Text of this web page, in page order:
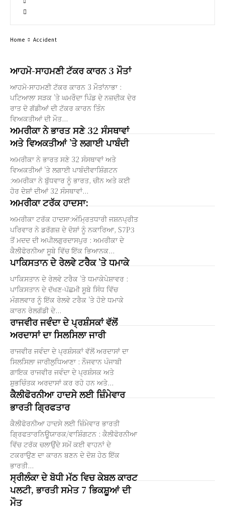
ਆਹਮੋ-ਸਾਹਮਣੀ ਟੱਕਰ ਕਾਰਨ 3 ਮੌਤਾਂ
ਆਹਮੋ-ਸਾਹਮਣੀ ਟੱਕਰ ਕਾਰਨ 3 ਮੌਤਾਂਨਾਭਾ :
ਪਟਿਆਲਾ ਸੜਕ ’ਤੇ ਘਮਰੌਦਾ ਪਿੰਡ ਦੇ ਨਜ਼ਦੀਕ ਦੇਰ
ਰਾਤ ਦੋ ਗੱਡੀਆਂ ਦੀ ਟੱਕਰ ਕਾਰਨ ਤਿੰਨ
ਵਿਅਕਤੀਆਂ ਦੀ ਮੌਤ...
ਅਮਰੀਕਾ ਨੇ ਭਾਰਤ ਸਣੇ 32 ਸੰਸਥਾਵਾਂ
ਅਤੇ ਵਿਅਕਤੀਆਂ ’ਤੇ ਲਗਾਈ ਪਾਬੰਦੀ
ਅਮਰੀਕਾ ਨੇ ਭਾਰਤ ਸਣੇ 32 ਸੰਸਥਾਵਾਂ ਅਤੇ
ਵਿਅਕਤੀਆਂ ’ਤੇ ਲਗਾਈ ਪਾਬੰਦੀਵਾਸ਼ਿੰਗਟਨ
:ਅਮਰੀਕਾ ਨੇ ਬੁੱਧਵਾਰ ਨੂੰ ਭਾਰਤ, ਚੀਨ ਅਤੇ ਕਈ
ਹੋਰ ਦੇਸ਼ਾਂ ਦੀਆਂ 32 ਸੰਸਥਾਵਾਂ...
ਅਮਰੀਕਾ ਟਰੱਕ ਹਾਦਸਾ:
ਅਮਰੀਕਾ ਟਰੱਕ ਹਾਦਸਾ:ਅੰਮ੍ਰਿਤਧਾਰੀ ਜਸ਼ਨਪ੍ਰੀਤ
ਪਰਿਵਾਰ ਨੇ ਡਰੱਗਜ਼ ਦੇ ਦੋਸ਼ਾਂ ਨੂੰ ਨਕਾਰਿਆ, S7P3
ਤੋਂ ਮਦਦ ਦੀ ਅਪੀਲਗੁਰਦਾਸਪੁਰ : ਅਮਰੀਕਾ ਦੇ
ਕੈਲੀਫੋਰਨੀਆ ਸੂਬੇ ਵਿੱਚ ਇੱਕ ਭਿਆਨਕ...
ਪਾਕਿਸਤਾਨ ਦੇ ਰੇਲਵੇ ਟਰੈਕ ’ਤੇ ਧਮਾਕੇ
ਪਾਕਿਸਤਾਨ ਦੇ ਰੇਲਵੇ ਟਰੈਕ ’ਤੇ ਧਮਾਕੇਪੇਸ਼ਾਵਰ :
ਪਾਕਿਸਤਾਨ ਦੇ ਦੱਖਣ-ਪੱਛਮੀ ਸੂਬੇ ਸਿੰਧ ਵਿੱਚ
ਮੰਗਲਵਾਰ ਨੂੰ ਇੱਕ ਰੇਲਵੇ ਟਰੈਕ ’ਤੇ ਹੋਏ ਧਮਾਕੇ
ਕਾਰਨ ਰੇਲਗੱਡੀ ਦੇ...
ਰਾਜਵੀਰ ਜਵੰਦਾ ਦੇ ਪ੍ਰਸ਼ੰਸਕਾਂ ਵੱਲੋਂ
ਅਰਦਾਸਾਂ ਦਾ ਸਿਲਸਿਲਾ ਜਾਰੀ
ਰਾਜਵੀਰ ਜਵੰਦਾ ਦੇ ਪ੍ਰਸ਼ੰਸਕਾਂ ਵੱਲੋਂ ਅਰਦਾਸਾਂ ਦਾ
ਸਿਲਸਿਲਾ ਜਾਰੀਲੁਧਿਆਣਾ : ਨੌਜਵਾਨ ਪੰਜਾਬੀ
ਗਾਇਕ ਰਾਜਵੀਰ ਜਵੰਦਾ ਦੇ ਪ੍ਰਸ਼ੰਸਕ ਅਤੇ
ਸ਼ੁਭਚਿੰਤਕ ਅਰਦਾਸਾਂ ਕਰ ਰਹੇ ਹਨ ਅਤੇ...
ਕੈਲੀਫੋਰਨੀਆ ਹਾਦਸੇ ਲਈ ਜ਼ਿੰਮੇਵਾਰ
ਭਾਰਤੀ ਗ੍ਰਿਫਤਾਰ
ਕੈਲੀਫੋਰਨੀਆ ਹਾਦਸੇ ਲਈ ਜ਼ਿੰਮੇਵਾਰ ਭਾਰਤੀ
ਗ੍ਰਿਫਤਾਰਨਿਊਯਾਰਕ/ਵਾਸ਼ਿੰਗਟਨ : ਕੈਲੀਫੋਰਨੀਆ
ਵਿੱਚ ਟਰੱਕ ਚਲਾਉਂਦੇ ਸਮੇਂ ਕਈ ਵਾਹਨਾਂ ਦੇ
ਟਕਰਾਉਣ ਦਾ ਕਾਰਨ ਬਣਨ ਦੇ ਦੋਸ਼ ਹੇਠ ਇੱਕ
ਭਾਰਤੀ...
ਸ੍ਰੀਲੰਕਾ ਦੇ ਬੋਧੀ ਮੱਠ ਵਿਚ ਕੇਬਲ ਕਾਰਟ
ਪਲਟੀ, ਭਾਰਤੀ ਸਮੇਤ 7 ਭਿਕਸ਼ੂਆਂ ਦੀ
ਮੌਤ
Home Accident